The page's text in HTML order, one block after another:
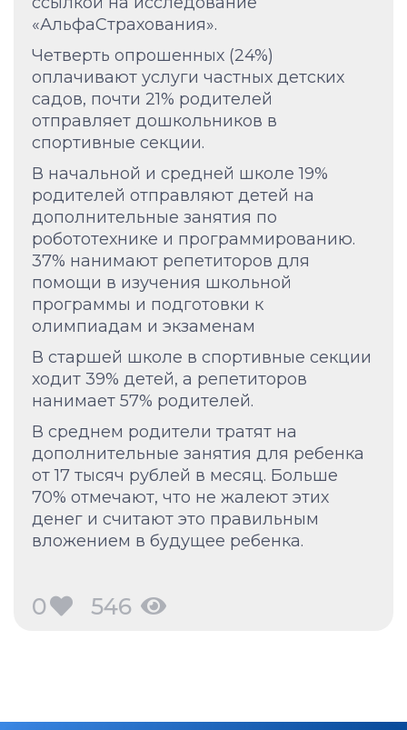
«АльфаСтрахования».
Четверть опрошенных (24%)
оплачивают услуги частных детских
садов, почти 21% родителей
отправляет дошкольников в
спортивные секции.
В начальной и средней школе 19%
родителей отправляют детей на
дополнительные занятия по
робототехнике и программированию.
37% нанимают репетиторов для
помощи в изучения школьной
программы и подготовки к
олимпиадам и экзаменам
В старшей школе в спортивные секции
ходит 39% детей, а репетиторов
нанимает 57% родителей.
В среднем родители тратят на
дополнительные занятия для ребенка
от 17 тысяч рублей в месяц. Больше
70% отмечают, что не жалеют этих
денег и считают это правильным
вложением в будущее ребенка.
0 546